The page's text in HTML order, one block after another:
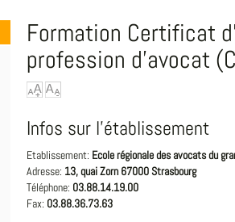
Formation Certificat
profession d'avocat
Infos sur l'établissement
Etablissement: Ecole régionale des avocats du
Adresse: 13, quai Zorn 67000 Strasbourg
Téléphone: 03.88.14.19.00
Fax: 03.88.36.73.63